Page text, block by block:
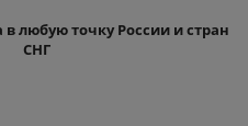
в любую точку России и стран
СНГ